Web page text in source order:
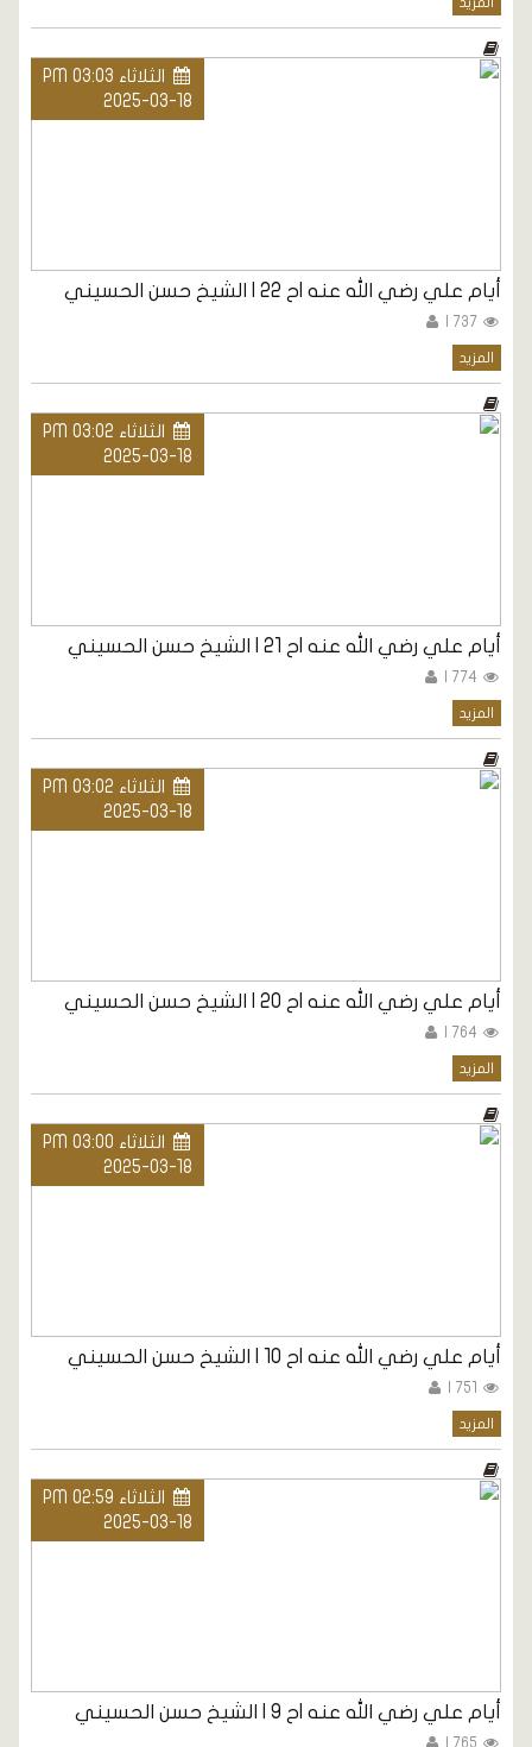
الثلاثاء PM 03:03
2025-03-18
أيام علي رضي الله عنه |ح 22 | الشيخ حسن الحسيني
المزيد
الثلاثاء PM 03:02
2025-03-18
أيام علي رضي الله عنه |ح 21 | الشيخ حسن الحسيني
المزيد
الثلاثاء PM 03:02
2025-03-18
أيام علي رضي الله عنه |ح 20 | الشيخ حسن الحسيني
المزيد
الثلاثاء PM 03:00
2025-03-18
أيام علي رضي الله عنه |ح 10 | الشيخ حسن الحسيني
المزيد
الثلاثاء PM 02:59
2025-03-18
أيام علي رضي الله عنه |ح 9 | الشيخ حسن الحسيني